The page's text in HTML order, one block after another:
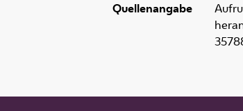
Quellenangabe